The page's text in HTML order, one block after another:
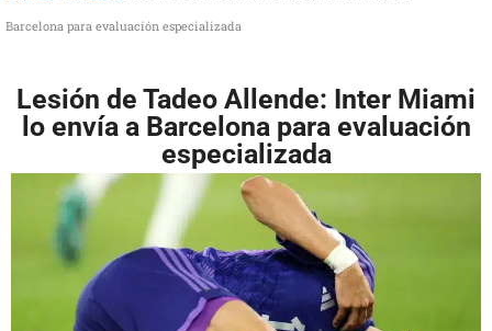
Barcelona para evaluación especializada
Lesión de Tadeo Allende: Inter Miami
lo envía a Barcelona para evaluación
especializada